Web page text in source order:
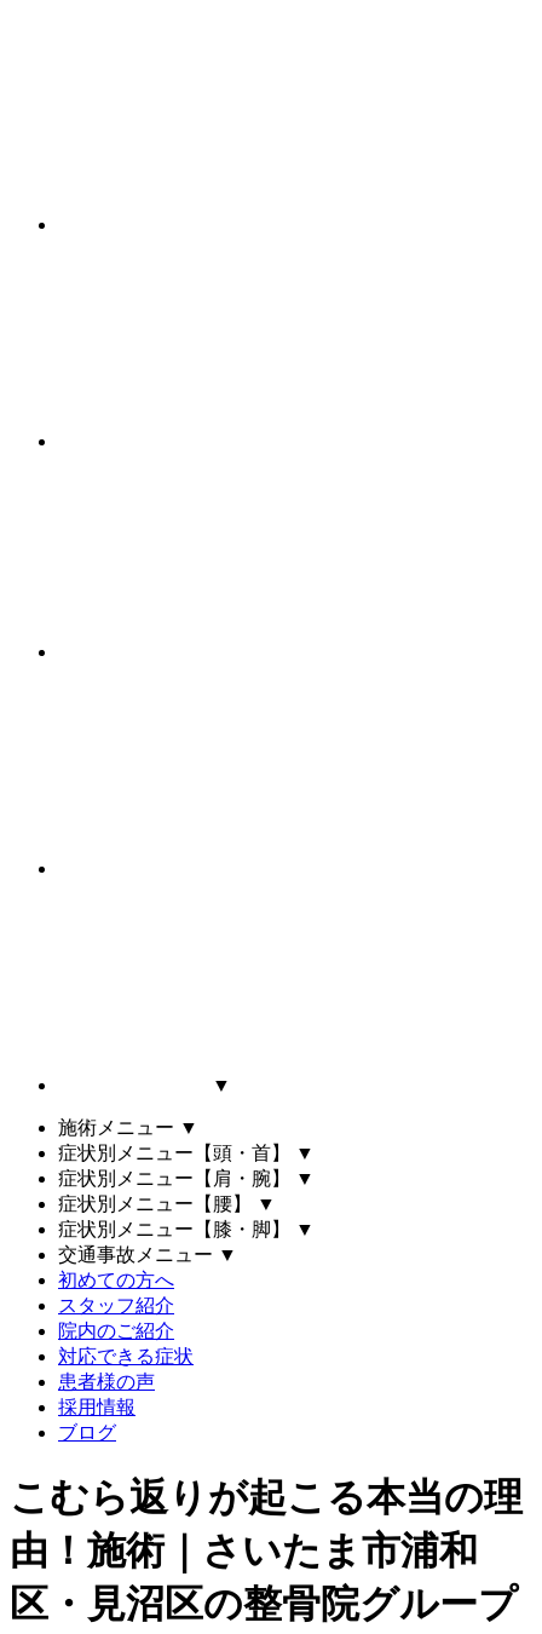
▼
施術メニュー ▼
症状別メニュー【頭・首】
▼
症状別メニュー【肩・腕】
▼
症状別メニュー【腰】
▼
症状別メニュー【膝・脚】
▼
交通事故メニュー ▼
初めての方へ
スタッフ紹介
院内のご紹介
対応できる症状
患者様の声
採用情報
ブログ
こむら返りが起こる本当の理
由！施術｜さいたま市浦和
区・見沼区の整骨院グループ